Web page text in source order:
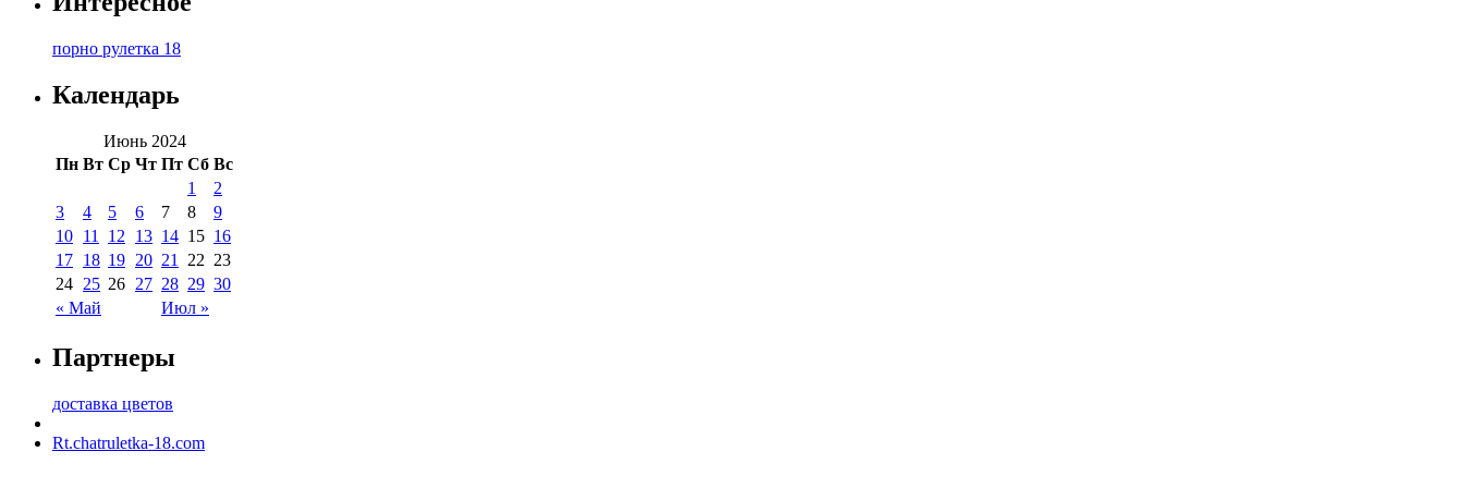
порно рулетка 18
Календарь
Июнь 2024
Пн Вт Ср Чт Пт Сб Вс
« Май Июл »
1
2
3
4 5 6 7 8
9
10 11 12 13 14 15 16
17 18 19 20 21 22 23
24 25 26 27 28 29 30
Партнеры
доставка цветов
Rt.chatruletka-18.com